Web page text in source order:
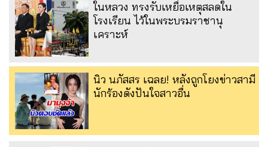
ในหลวง ทรงรับเหยื่อเหตุสลดใน
โรงเรียน ไว้ในพระบรมราชานุ
เคราะห์
นิว นภัสสร เฉลย! หลังถูกโยงข่าวสามี
นักร้องดังปันใจสาวอื่น